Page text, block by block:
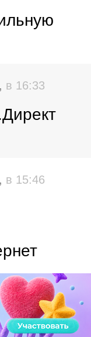
в 16:33
в 15:46